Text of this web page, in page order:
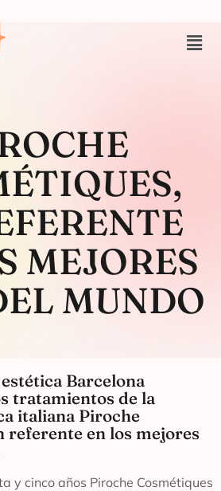
MEJORES
MUNDO
Barcelona
tratamientos de la
italiana Piroche
referente en los mejores
y cinco años Piroche Cosmétiques